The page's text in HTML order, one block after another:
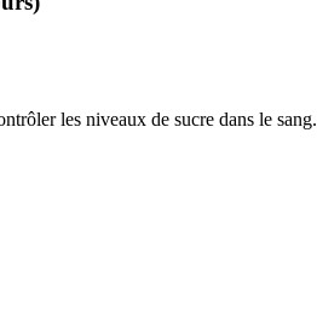
les niveaux de sucre dans le sang.